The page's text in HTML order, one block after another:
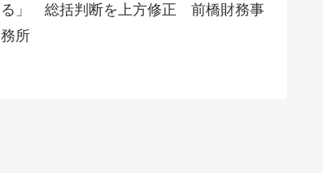
る」 総括判断を上方修正 前橋財務事
務所